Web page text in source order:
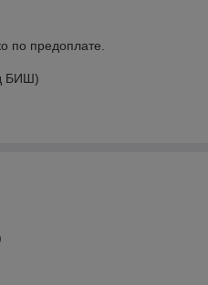
по предоплате.
БИШ)